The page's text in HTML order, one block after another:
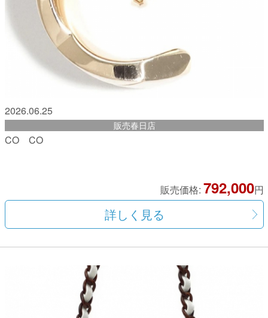
2026.06.25
販売春日店
CO CO
販売価格: 792,000円
詳しく見る